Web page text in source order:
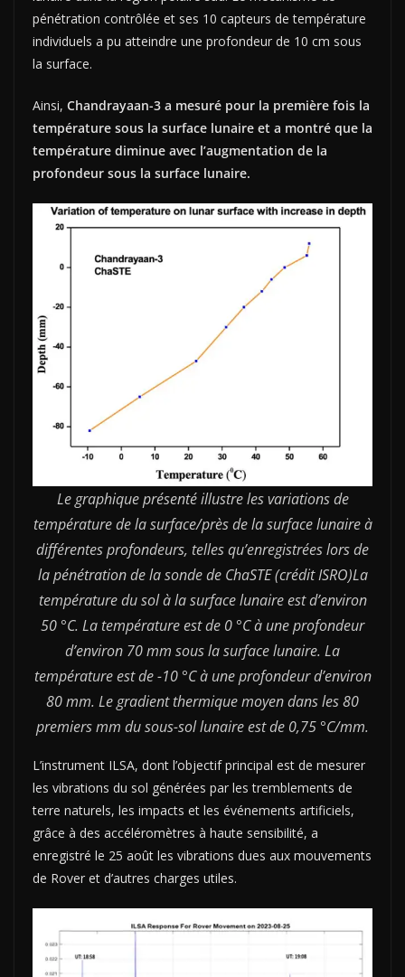
pénétration contrôlée et ses 10 capteurs de température
individuels a pu atteindre une profondeur de 10 cm sous
la surface.
Ainsi, Chandrayaan-3 a mesuré pour la première fois la
température sous la surface lunaire et a montré que la
température diminue avec l’augmentation de la
profondeur sous la surface lunaire.
Le graphique présenté illustre les variations de
température de la surface/près de la surface lunaire à
différentes profondeurs, telles qu’enregistrées lors de
la pénétration de la sonde de ChaSTE (crédit ISRO)La
température du sol à la surface lunaire est d’environ
50 °C. La température est de 0 °C à une profondeur
d’environ 70 mm sous la surface lunaire. La
température est de -10 °C à une profondeur d’environ
80 mm. Le gradient thermique moyen dans les 80
premiers mm du sous-sol lunaire est de 0,75 °C/mm.
L’instrument ILSA, dont l’objectif principal est de mesurer
les vibrations du sol générées par les tremblements de
terre naturels, les impacts et les événements artificiels,
grâce à des accéléromètres à haute sensibilité, a
enregistré le 25 août les vibrations dues aux mouvements
de Rover et d’autres charges utiles.